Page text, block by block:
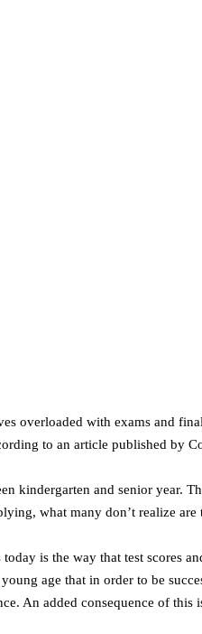
overloaded with exams and
to an article published by
kindergarten and senior year.
what many don’t realize
is the way that test scores
age that in order to be
An added consequence of